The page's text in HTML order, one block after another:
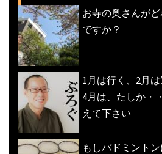
お寺の奥さんが
ですか？
1月は行く、2月は
4月は、たしか・
えて下さい
もしバドミント